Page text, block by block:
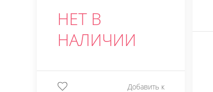
НЕТ В
НАЛИЧИИ
Добавить к